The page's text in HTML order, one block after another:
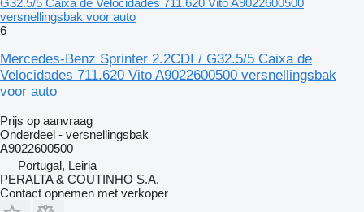
G32.5/5 Caixa de Velocidades 711.620 Vito A9022600500
versnellingsbak voor auto
6
Mercedes-Benz Sprinter 2.2CDI / G32.5/5 Caixa de
Velocidades 711.620 Vito A9022600500 versnellingsbak
voor auto
Prijs op aanvraag
Onderdeel - versnellingsbak
A9022600500
Portugal, Leiria
PERALTA & COUTINHO S.A.
Contact opnemen met verkoper